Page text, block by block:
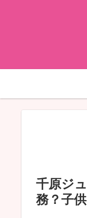
千原ジ
務？子